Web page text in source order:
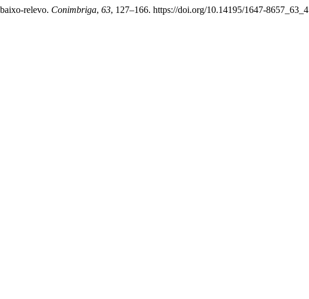
relevo. Conimbriga, 63, 127–166. https://doi.org/10.14195/1647-8657_63_4